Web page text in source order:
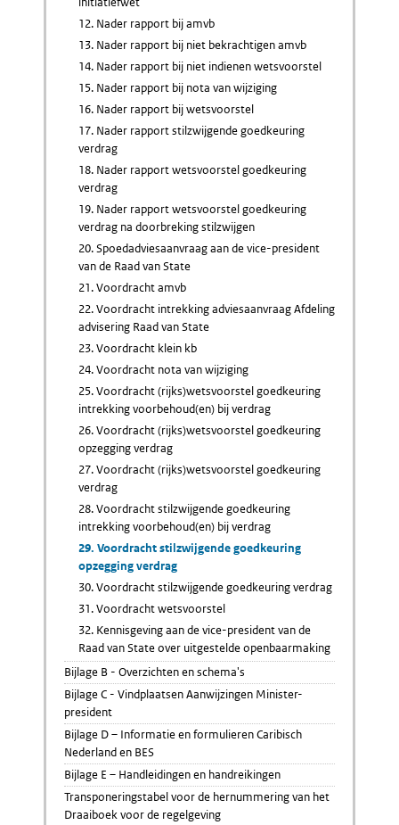
12. Nader rapport bij amvb
13. Nader rapport bij niet bekrachtigen amvb
14. Nader rapport bij niet indienen wetsvoorstel
15. Nader rapport bij nota van wijziging
16. Nader rapport bij wetsvoorstel
17. Nader rapport stilzwijgende goedkeuring
verdrag
18. Nader rapport wetsvoorstel goedkeuring
verdrag
19. Nader rapport wetsvoorstel goedkeuring
verdrag na doorbreking stilzwijgen
20. Spoedadviesaanvraag aan de vice-president
van de Raad van State
21. Voordracht amvb
22. Voordracht intrekking adviesaanvraag Afdeling
advisering Raad van State
23. Voordracht klein kb
24. Voordracht nota van wijziging
25. Voordracht (rijks)wetsvoorstel goedkeuring
intrekking voorbehoud(en) bij verdrag
26. Voordracht (rijks)wetsvoorstel goedkeuring
opzegging verdrag
27. Voordracht (rijks)wetsvoorstel goedkeuring
verdrag
28. Voordracht stilzwijgende goedkeuring
intrekking voorbehoud(en) bij verdrag
29. Voordracht stilzwijgende goedkeuring
opzegging verdrag
30. Voordracht stilzwijgende goedkeuring verdrag
31. Voordracht wetsvoorstel
32. Kennisgeving aan de vice-president van de
Raad van State over uitgestelde openbaarmaking
Bijlage B - Overzichten en schema's
Bijlage C - Vindplaatsen Aanwijzingen Minister-
president
Bijlage D – Informatie en formulieren Caribisch
Nederland en BES
Bijlage E – Handleidingen en handreikingen
Transponeringstabel voor de hernummering van het
Draaiboek voor de regelgeving